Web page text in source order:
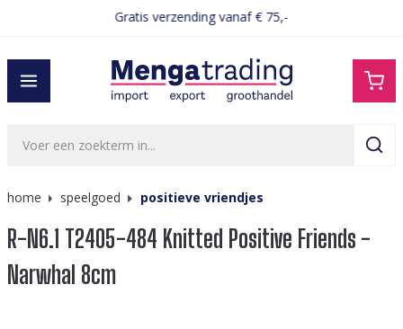
Gratis verzending vanaf € 75,-
home speelgoed positieve vriendjes
R-N6.1 T2405-484 Knitted Positive Friends -
Narwhal 8cm